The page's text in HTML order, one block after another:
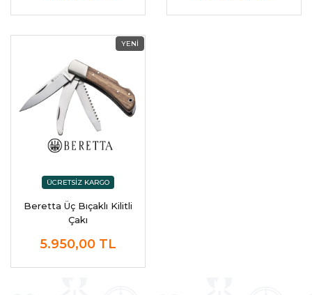
Beretta Üç Bıçaklı Kilitli
Çakı
5.950,00 TL